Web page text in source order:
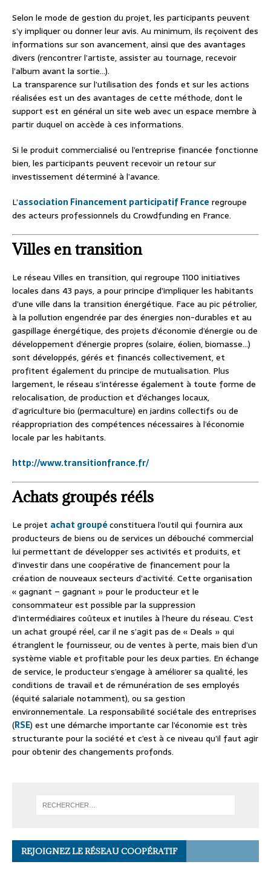
Selon le mode de gestion du projet, les participants peuvent
s’y impliquer ou donner leur avis. Au minimum, ils reçoivent des
informations sur son avancement, ainsi que des avantages
divers (rencontrer l’artiste, assister au tournage, recevoir
l’album avant la sortie…).
La transparence sur l’utilisation des fonds et sur les actions
réalisées est un des avantages de cette méthode, dont le
support est en général un site web avec un espace membre à
partir duquel on accède à ces informations.
Si le produit commercialisé ou l’entreprise financée fonctionne
bien, les participants peuvent recevoir un retour sur
investissement déterminé à l’avance.
L’association Financement participatif France regroupe
des acteurs professionnels du Crowdfunding en France.
Villes en transition
Le réseau Villes en transition, qui regroupe 1100 initiatives
locales dans 43 pays, a pour principe d’impliquer les habitants
d’une ville dans la transition énergétique. Face au pic pétrolier,
à la pollution engendrée par des énergies non-durables et au
gaspillage énergétique, des projets d’économie d’énergie ou de
développement d’énergie propres (solaire, éolien, biomasse…)
sont développés, gérés et financés collectivement, et
profitent également du principe de mutualisation. Plus
largement, le réseau s’intéresse également à toute forme de
relocalisation, de production et d’échanges locaux,
d’agriculture bio (permaculture) en jardins collectifs ou de
réappropriation des compétences nécessaires à l’économie
locale par les habitants.
http://www.transitionfrance.fr/
Achats groupés rééls
Le projet achat groupéconstituera l’outil qui fournira aux
producteurs de biens ou de services un débouché commercial
lui permettant de développer ses activités et produits, et
d’investir dans une coopérative de financement pour la
création de nouveaux secteurs d’activité. Cette organisation
« gagnant – gagnant » pour le producteur et le
consommateur est possible par la suppression
d’intermédiaires coûteux et inutiles à l’heure du réseau. C’est
un achat groupé réel, car il ne s’agit pas de « Deals » qui
étranglent le fournisseur, ou de ventes à perte, mais bien d’un
système viable et profitable pour les deux parties. En échange
de service, le producteur s’engage à améliorer sa qualité, les
conditions de travail et de rémunération de ses employés
(équité salariale notamment), ou sa gestion
environnementale. La responsabilité sociétale des entreprises
(RSE) est une démarche importante car l’économie est très
structurante pour la société et c’est à ce niveau qu’il faut agir
pour obtenir des changements profonds.
REJOIGNEZ LE RÉSEAU COOPÉRATIF